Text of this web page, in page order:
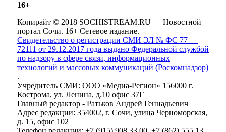
16+
Копирайт © 2018 SOCHISTREAM.RU — Новостной
портал Сочи. 16+ Сетевое издание.
Свидетельство о регистрации СМИ ЭЛ № ФС 77 —
72111 от 29.12.2017 года выдано Федеральной службой
по надзору в сфере связи, информационных
технологий и массовых коммуникаций (Роскомнадзор)
.
Учредитель СМИ: ООО «Медиа-Регион» 156000 г.
Кострома, ул. Ленина, д.10 офис 37Г
Главный редактор - Ратьков Андрей Геннадьевич
Адрес редакции: 354002, г. Сочи, улица Черноморская,
д. 15, офис 102